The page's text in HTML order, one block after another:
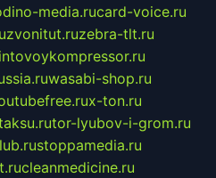
media.rucard-voice.ru
zvonitut.ruzebra-tlt.ru
wasabi-shop.ru
x-ton.ru
tor-lyubov-i-grom.ru
stoppamedia.ru
cleanmedicine.ru